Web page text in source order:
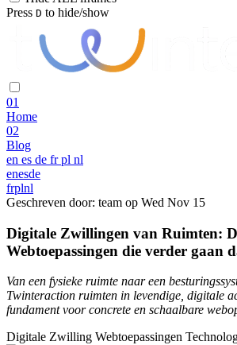
Press D to hide/show
01
Home
02
Blog
en es de fr pl nl
enesde
frplnl
Geschreven door: team op Wed Nov 15
Digitale Zwillingen van Ruimten:
Webtoepassingen die verder gaan
Van een fysieke ruimte naar een
Twinteraction ruimten in levendige, digitale
fundament voor concrete en schaalbare
Digitale Zwilling Webtoepassingen